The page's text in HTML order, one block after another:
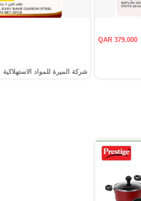
QAR 379.000
شركة الميرة للمواد الاستهلاكية